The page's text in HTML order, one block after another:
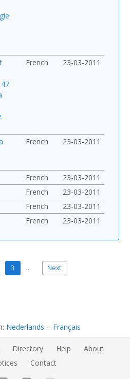
French 23-03-2011
French 23-03-2011
French
23-03-2011
French
23-03-2011
French
23-03-2011
French 23-03-2011
3 … Next
Nederlands Français
Directory Help
About
Contact